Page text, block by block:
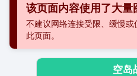
该页面内容使用了大量
不建议网络连接受限、缓慢
此页面。
空岛